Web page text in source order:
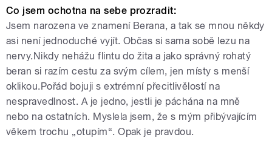
Co jsem ochotna na sebe prozradit:
Jsem narozena ve znamení Berana, a tak se mnou někdy
asi není jednoduché vyjít. Občas si sama sobě lezu na
nervy.Nikdy nehážu flintu do žita a jako správný rohatý
beran si razím cestu za svým cílem, jen místy s menší
oklikou.Pořád bojuji s extrémní přecitlivělostí na
nespravedlnost. A je jedno, jestli je páchána na mně
nebo na ostatních. Myslela jsem, že s mým přibývajícím
věkem trochu „otupím“. Opak je pravdou.